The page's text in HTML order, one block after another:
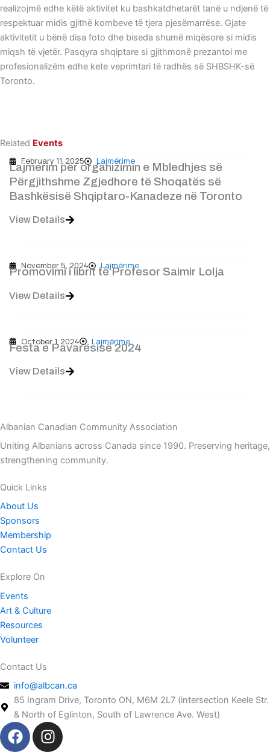
realizojmë edhe këtë aktivitet ku bashkatdhetarët tanë u ndjenë të
respektuar midis gjithë kombeve të tjera pjesëmarrëse. Gjate
aktivitetit u bënë disa foto dhe biseda shumë miqësore si midis
miqsh të vjetër. Pasqyra shqiptare si gjithmonë prezantoi me
profesionalizëm edhe kete veprimtari të radhës së SHBSHK-së
Toronto.
Related Events
February 11, 2025
Lajmërime
Lajmerim për organizimin e Mbledhjes së
Përgjithshme Zgjedhore të Shoqatës së
Bashkësisë Shqiptaro-Kanadeze në Toronto
View Details
November 5, 2024 Lajmërime
Promovimi i librit të Profesor Saimir Lolja
View Details
October 1, 2024 Lajmërime
Festa e Pavarësisë 2024
View Details
Albanian Canadian Community Association
Uniting Albanians across Canada since 1990. Preserving heritage,
strengthening community.
Quick Links
About Us
Sponsors
Membership
Contact Us
Explore On
Events
Art & Culture
Resources
Volunteer
Contact Us
info@albcan.ca
85 Ingram Drive, Toronto ON, M6M 2L7 (intersection Keele Str.
& North of Eglinton, South of Lawrence Ave. West)
F
a
I
n